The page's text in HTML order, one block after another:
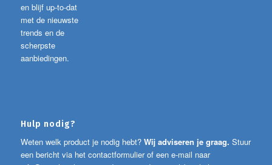
en blijf up-to-dat
met de nieuwste
trends en de
scherpste
aanbiedingen.
Hulp nodig?
Weten welk product je nodig hebt? Wij adviseren je graag. Stuur
een bericht via het contactformulier of een e-mail naar